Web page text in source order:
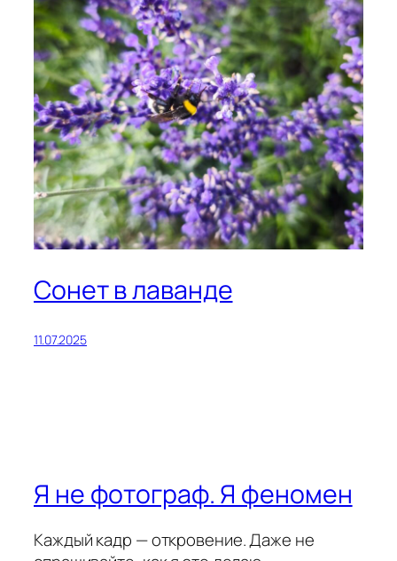
Сонет в лаванде
11.07.2025
Я не фотограф. Я феномен
Каждый кадр — откровение. Даже не